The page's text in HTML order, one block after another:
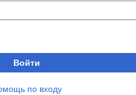
Войти
по входу